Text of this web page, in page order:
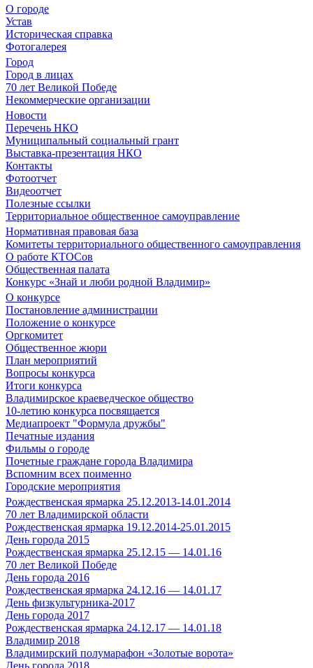
О городе
Устав
Историческая справка
Фотогалерея
Город
Город в лицах
70 лет Великой Победе
Некоммерческие организации
Новости
Перечень НКО
Муниципальный социальный грант
Выставка-презентация НКО
Контакты
Фотоотчет
Видеоотчет
Полезные ссылки
Территориальное общественное самоуправление
Нормативная правовая база
Комитеты территориального общественного самоуправления
О работе КТОСов
Общественная палата
Конкурс «Знай и люби родной Владимир»
О конкурсе
Постановление администрации
Положение о конкурсе
Оргкомитет
Общественное жюри
План мероприятий
Вопросы конкурса
Итоги конкурса
Владимирское краеведческое общество
10-летию конкурса посвящается
Медиапроект "Формула дружбы"
Печатные издания
Фильмы о городе
Почетные граждане города Владимира
Вспомним всех поименно
Городские мероприятия
Рождественская ярмарка 25.12.2013-14.01.2014
70 лет Владимирской области
Рождественская ярмарка 19.12.2014-25.01.2015
День города 2015
Рождественская ярмарка 25.12.15 — 14.01.16
70 лет Великой Победе
День города 2016
Рождественская ярмарка 24.12.16 — 14.01.17
День физкультурника-2017
День города 2017
Рождественская ярмарка 24.12.17 — 14.01.18
Владимир 2018
Владимирский полумарафон «Золотые ворота»
День города 2018